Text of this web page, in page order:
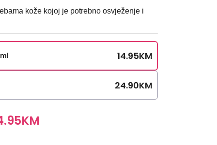
kože kojoj je potrebno osvježenje i
14.95KM
24.90KM
KM